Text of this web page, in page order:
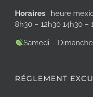
Horaires : heure
8h30 – 12h30 14h30 –
Samedi –
RÉGLEMENT